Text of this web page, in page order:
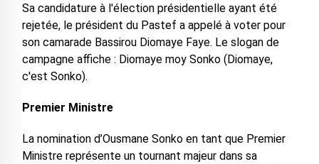
Sa candidature à l'élection présidentielle ayant été
rejetée, le président du Pastef a appelé à voter pour
son camarade Bassirou Diomaye Faye. Le slogan de
campagne affiche : Diomaye moy Sonko (Diomaye,
c'est Sonko).
Premier Ministre
La nomination d’Ousmane Sonko en tant que Premier
Ministre représente un tournant majeur dans sa